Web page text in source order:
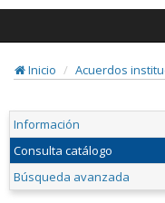
Inicio
Acuerdos
Información
Consulta catálogo
Búsqueda avanzada